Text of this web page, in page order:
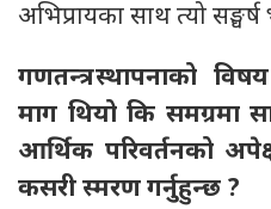
अभिप्रायका साथ त्यो
गणतन्त्र स्थापनाको
माग थियो कि समग्रमा
आर्थिक परिवर्तनको
कसरी स्मरण गर्नुहुन्छ ?